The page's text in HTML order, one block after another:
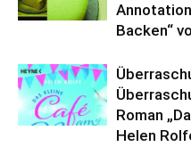
Backen“
Roman
Helen